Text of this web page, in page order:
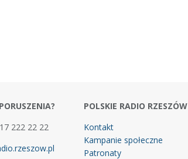
222 22 22
POLSKIE RADIO RZESZÓW
Kontakt
Kampanie społeczne
Patronaty